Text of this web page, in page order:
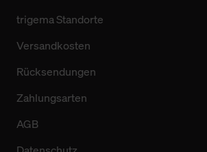
trigema Standorte
Versandkosten
Rücksendungen
Zahlungsarten
AGB